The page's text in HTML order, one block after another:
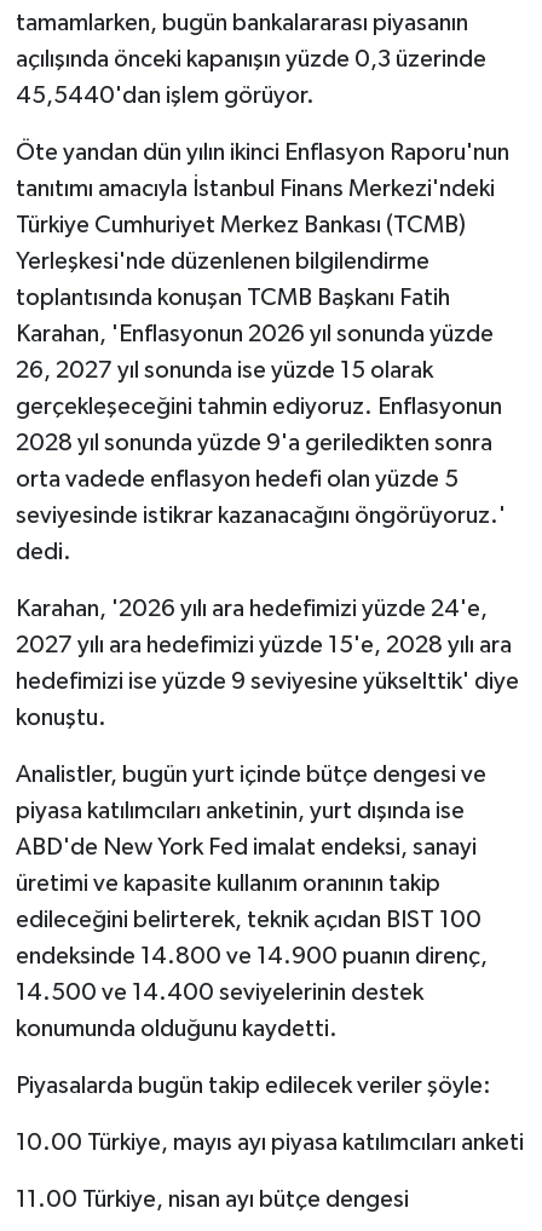
tamamlarken, bugün bankalararası piyasanın
açılışında önceki kapanışın yüzde 0,3 üzerinde
45,5440'dan işlem görüyor.
Öte yandan dün yılın ikinci Enflasyon Raporu'nun
tanıtımı amacıyla İstanbul Finans Merkezi'ndeki
Türkiye Cumhuriyet Merkez Bankası (TCMB)
Yerleşkesi'nde düzenlenen bilgilendirme
toplantısında konuşan TCMB Başkanı Fatih
Karahan, 'Enflasyonun 2026 yıl sonunda yüzde
26, 2027 yıl sonunda ise yüzde 15 olarak
gerçekleşeceğini tahmin ediyoruz. Enflasyonun
2028 yıl sonunda yüzde 9'a geriledikten sonra
orta vadede enflasyon hedefi olan yüzde 5
seviyesinde istikrar kazanacağını öngörüyoruz.'
dedi.
Karahan, '2026 yılı ara hedefimizi yüzde 24'e,
2027 yılı ara hedefimizi yüzde 15'e, 2028 yılı ara
hedefimizi ise yüzde 9 seviyesine yükselttik' diye
konuştu.
Analistler, bugün yurt içinde bütçe dengesi ve
piyasa katılımcıları anketinin, yurt dışında ise
ABD'de New York Fed imalat endeksi, sanayi
üretimi ve kapasite kullanım oranının takip
edileceğini belirterek, teknik açıdan BIST 100
endeksinde 14.800 ve 14.900 puanın direnç,
14.500 ve 14.400 seviyelerinin destek
konumunda olduğunu kaydetti.
Piyasalarda bugün takip edilecek veriler şöyle:
10.00 Türkiye, mayıs ayı piyasa katılımcıları anketi
11.00 Türkiye, nisan ayı bütçe dengesi